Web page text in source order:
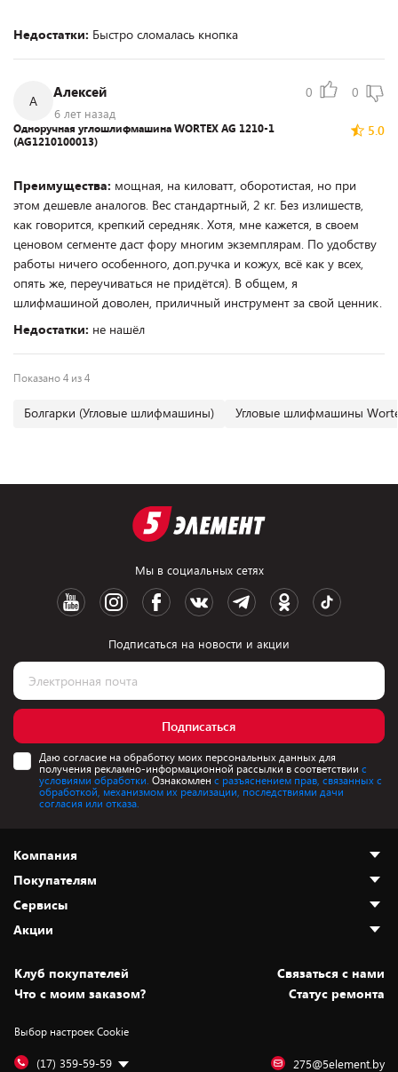
Недостатки: Быстро сломалась кнопка
А
Алексей
6 лет назад
0 0
5.0
Одноручная углошлифмашина WORTEX AG 1210-1
(AG1210100013)
Преимущества: мощная, на киловатт, оборотистая, но при
этом дешевле аналогов. Вес стандартный, 2 кг. Без излишеств,
как говорится, крепкий середняк. Хотя, мне кажется, в своем
ценовом сегменте даст фору многим экземплярам. По удобству
работы ничего особенного, доп.ручка и кожух, всё как у всех,
опять же, переучиваться не придётся). В общем, я
шлифмашиной доволен, приличный инструмент за свой ценник.
Недостатки: не нашёл
Показано 4 из 4
Болгарки (Угловые шлифмашины) Угловые шлифмашины
Мы в социальных сетях
Подписаться на новости и акции
Подписаться
Даю согласие на обработку моих персональных данных для
получения рекламно-информационной рассылки в соответствии с
условиями обработки. Ознакомлен с разъяснением прав, связанных с
обработкой, механизмом их реализации, последствиями дачи
согласия или отказа.
Компания
О нас
Адреса магазинов
Новости
Статьи и обзоры
Вакансии
Дай пять добру!
Покупателям
Как сделать заказ
Оплата и доставка
Безналичный расчёт
Обмен и возврат товара
Обработка персональных данных
Подарочные карты
Сервисы
Установка техники
Для игровых консолей
Для мобильных устройств
Для компьютеров
Акции
Скидки и промокоды
Белорусские товары
Бонусы
Оплата частями
Клуб покупателей
Cвязаться с нами
Что с моим заказом?
Статус ремонта
Выбор настроек Cookie
(17) 359-59-59 275@5element.by